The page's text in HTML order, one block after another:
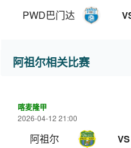
PWD巴门达
阿祖尔相关比赛
喀麦隆甲
2026-04-12 21:00
阿祖尔 VS